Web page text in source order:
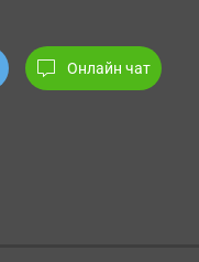
Онлайн чат